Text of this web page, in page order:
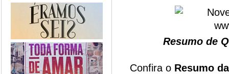
Resumo de
Confira o Resumo